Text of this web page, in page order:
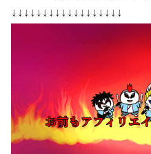
↓↓↓↓↓↓↓↓↓↓↓↓↓↓↓↓↓↓